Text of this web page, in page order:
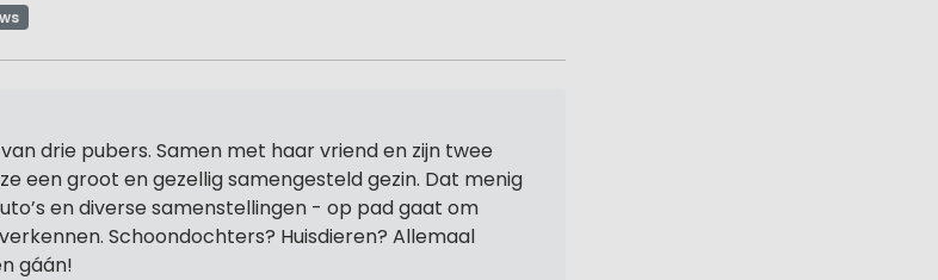
drie pubers. Samen met haar vriend en zijn twee
een groot en gezellig samengesteld gezin. Dat menig
en diverse samenstellingen - op pad gaat om
Schoondochters? Huisdieren? Allemaal
gáán!